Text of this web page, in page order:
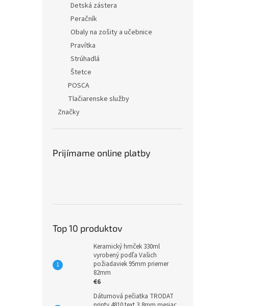
Detská zástera
Peračník
Obaly na zošity a učebnice
Pravítka
Strúhadlá
Štetce
POSCA
Tlačiarenske služby
Značky
Prijímame online platby
Top 10 produktov
Keramický hrnček 330ml
vyrobený podľa Vašich
požiadaviek 95mm priemer
82mm
€6
Dátumová pečiatka TRODAT